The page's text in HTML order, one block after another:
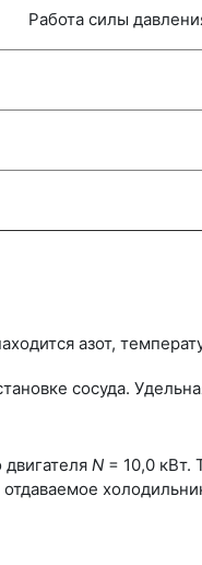
Работа силы
азот,
сосуда.
N = 10,0 кВт.